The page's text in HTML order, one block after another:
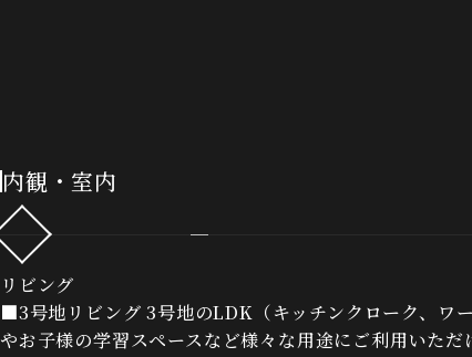
内観・室内
リビング
■3号地リビング 3号地のLDK（キッチンクローク、ワ
やお子様の学習スペースなど様々な用途にご利用いただ